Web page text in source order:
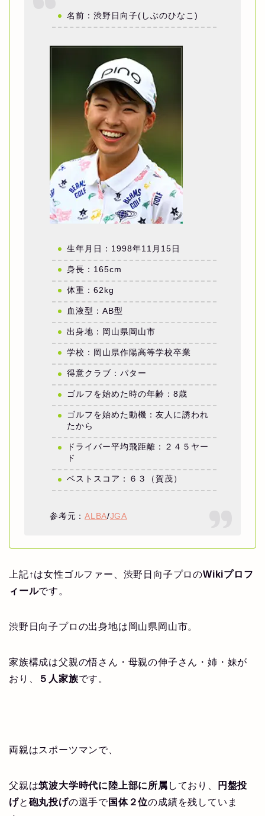
名前：渋野日向子(しぶのひなこ)
生年月日：1998年11月15日
身長：165cm
体重：62kg
血液型：AB型
出身地：岡山県岡山市
学校：岡山県作陽高等学校卒業
得意クラブ：パター
ゴルフを始めた時の年齢：8歳
ゴルフを始めた動機：友人に誘われ
たから
ドライバー平均飛距離：２４５ヤー
ド
ベストスコア：６３（賀茂）
参考元：ALBA/JGA
上記↑は女性ゴルファー、渋野日向子プロのWikiプロフ
ィールです。
渋野日向子プロの出身地は岡山県岡山市。
家族構成は父親の悟さん・母親の伸子さん・姉・妹が
おり、
５人家族です。
両親はスポーツマンで、
父親は筑波大学時代に陸上部に所属 しており、
円盤投
げと 砲丸投げの選手で国体２位の成績を残していま